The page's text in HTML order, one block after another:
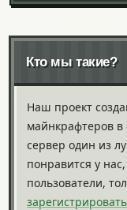
Кто мы такие?
Наш проект
майнкрафтеров в
сервер один из
понравится у
пользователи,